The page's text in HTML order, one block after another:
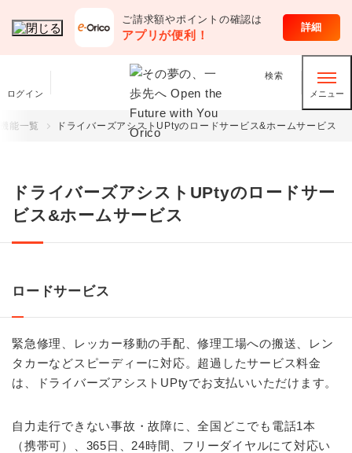
ご請求額やポイントの確認は
アプリが便利！
詳細
ログイン
検索
メニュー
クレジットカード
能一覧 ドライバーズアシストUPtyのロードサービス&ホームサービス
ドライバーズアシストUPtyのロードサー
ビス&ホームサービス
ロードサービス
緊急修理、レッカー移動の手配、修理工場への搬送、レン
タカーなどスピーディーに対応。超過したサービス料金
は、ドライバーズアシストUPtyでお支払いいただけます。
自力走行できない事故・故障に、全国どこでも電話1本
（携帯可）、365日、24時間、フリーダイヤルにて対応い